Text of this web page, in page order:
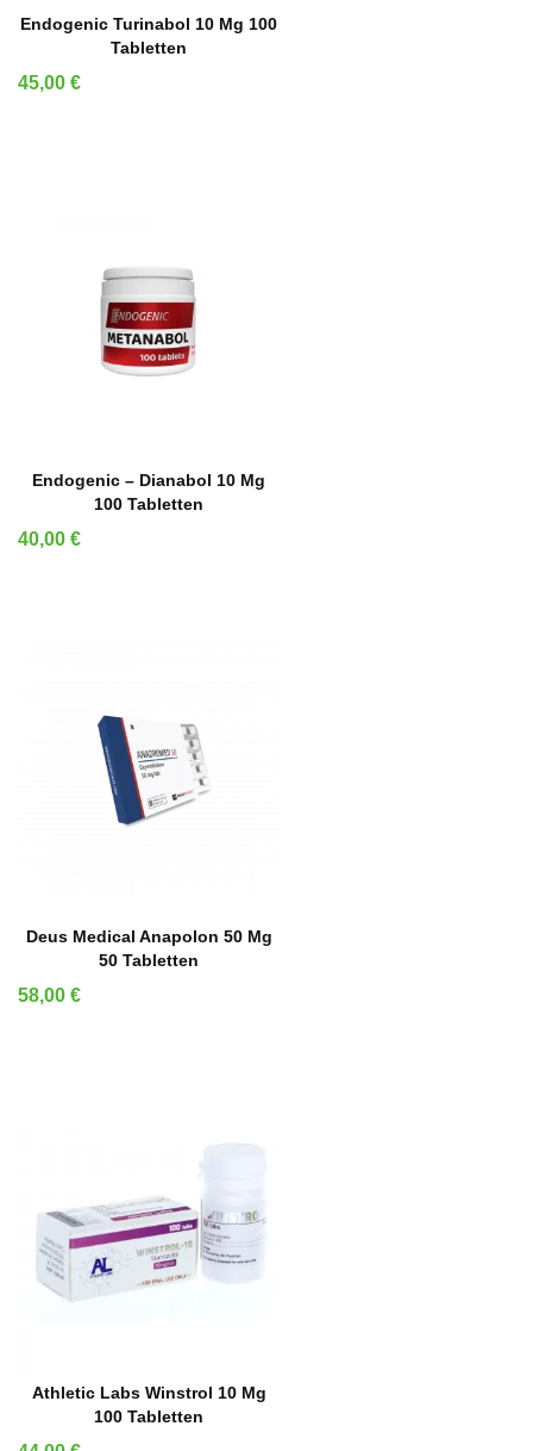
IN DEN WARENKORB
Endogenic Turinabol 10 Mg 100
Tabletten
Preis
45,00 €
IN DEN WARENKORB
Endogenic – Dianabol 10 Mg
100 Tabletten
Preis
40,00 €
IN DEN WARENKORB
Deus Medical Anapolon 50 Mg
50 Tabletten
Preis
58,00 €
IN DEN WARENKORB
Athletic Labs Winstrol 10 Mg
100 Tabletten